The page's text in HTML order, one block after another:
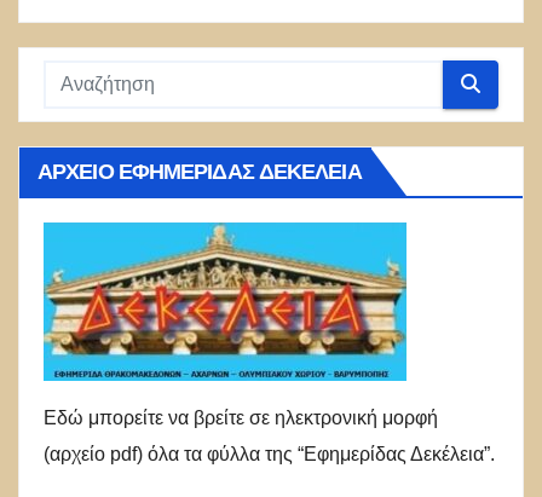
ΑΡΧΕΊΟ ΕΦΗΜΕΡΊΔΑΣ ΔΕΚΈΛΕΙΑ
Εδώ μπορείτε να βρείτε σε ηλεκτρονική μορφή
(αρχείο pdf) όλα τα φύλλα της “Εφημερίδας Δεκέλεια”.